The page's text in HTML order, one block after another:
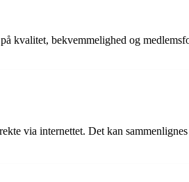
kvalitet, bekvemmelighed og
via internettet. Det kan